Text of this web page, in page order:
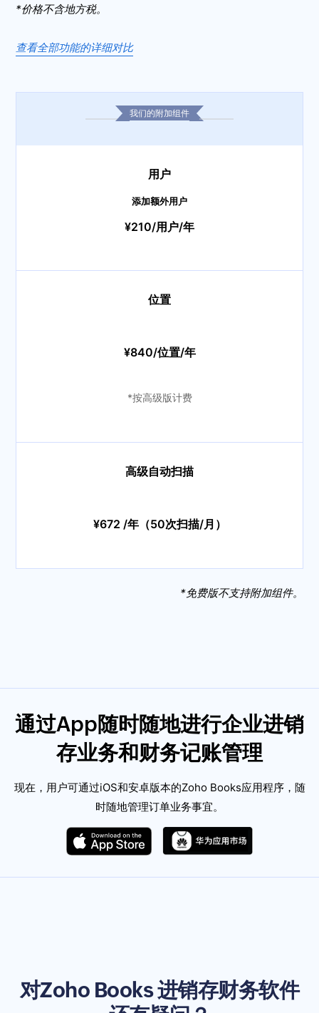
查看全部功能的详细对比
*价格不含地方税。
我们的附加组件
用户
添加额外用户
¥210/用户/年
位置
¥840/位置/年
*按高级版计费
高级自动扫描
¥672 /年（50次扫描/月）
*免费版不支持附加组件。
通过App随时随地进行企业进销
存业务和财务记账管理
现在，用户可通过iOS和安卓版本的Zoho Books应用程序，随
时随地管理订单业务事宜。
对Zoho Books 进销存财务软件